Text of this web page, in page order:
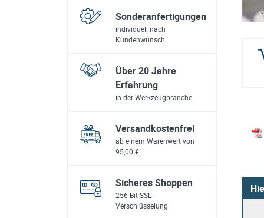
Sonderanfertigungen
individuell nach
Kundenwunsch
Über 20 Jahre
Erfahrung
in der Werkzeugbranche
Versandkostenfrei
ab einem Warenwert von
95,00 €
Sicheres Shoppen
256 Bit SSL-
Verschlüsselung